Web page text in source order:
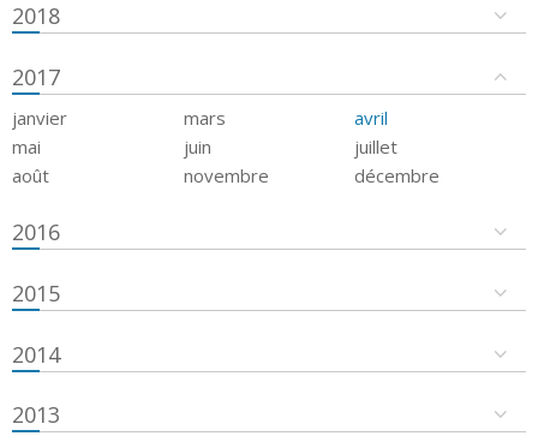
2018
2017
janvier mars
avril
mai
juin
juillet
août
novembre décembre
2016
2015
2014
2013